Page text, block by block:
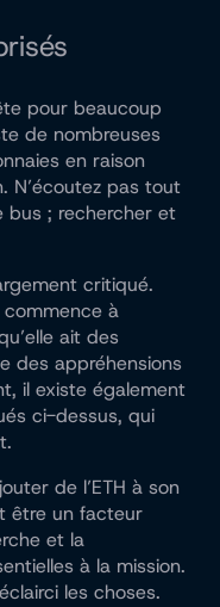
pour beaucoup
de nombreuses
en raison
N’écoutez pas tout
bus ; rechercher et
critiqué.
commence à
ait des
des appréhensions
il existe également
ci-dessus, qui
de l’ETH à son
être un facteur
et la
à la mission.
les choses.